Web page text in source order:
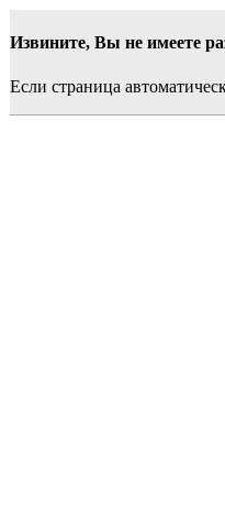
Извините, Вы не имеете
Если страница